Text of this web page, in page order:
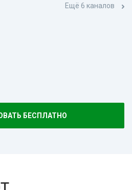
Ещё 6 каналов
БЕСПЛАТНО